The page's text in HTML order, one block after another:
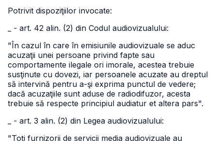
Potrivit dispoziţiilor invocate:
_ - art. 42 alin. (2) din Codul audiovizualului:
"În cazul în care în emisiunile audiovizuale se aduc
acuzaţii unei persoane privind fapte sau
comportamente ilegale ori imorale, acestea trebuie
susţinute cu dovezi, iar persoanele acuzate au dreptul
să intervină pentru a-şi exprima punctul de vedere;
dacă acuzaţiile sunt aduse de radiodifuzor, acesta
trebuie să respecte principiul audiatur et altera pars".
_ - art. 3 alin. (2) din Legea audiovizualului:
"Toţi furnizorii de servicii media audiovizuale au